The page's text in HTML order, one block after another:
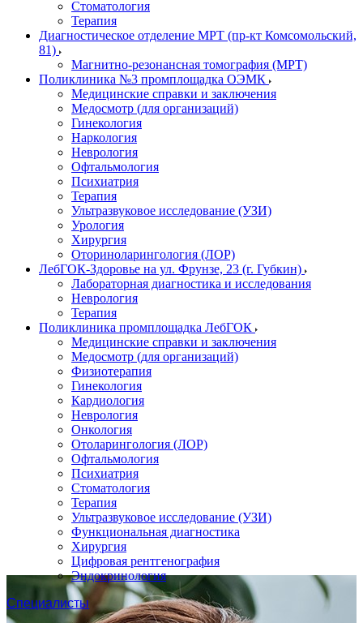
Стоматология
Терапия
Диагностическое отделение МРТ (пр-кт Комсомольский,
81)
Магнитно-резонансная томография (МРТ)
Поликлиника №3 промплощадка ОЭМК
Медицинские справки и заключения
Медосмотр (для организаций)
Гинекология
Наркология
Неврология
Офтальмология
Психиатрия
Терапия
Ультразвуковое исследование (УЗИ)
Урология
Хирургия
Оториноларингология (ЛОР)
ЛебГОК-Здоровье на ул. Фрунзе, 23 (г. Губкин)
Лабораторная диагностика и исследования
Неврология
Терапия
Поликлиника промплощадка ЛебГОК
Медицинские справки и заключения
Медосмотр (для организаций)
Физиотерапия
Гинекология
Кардиология
Неврология
Онкология
Отоларингология (ЛОР)
Офтальмология
Психиатрия
Стоматология
Терапия
Ультразвуковое исследование (УЗИ)
Функциональная диагностика
Хирургия
Цифровая рентгенография
Эндокринология
Специалисты